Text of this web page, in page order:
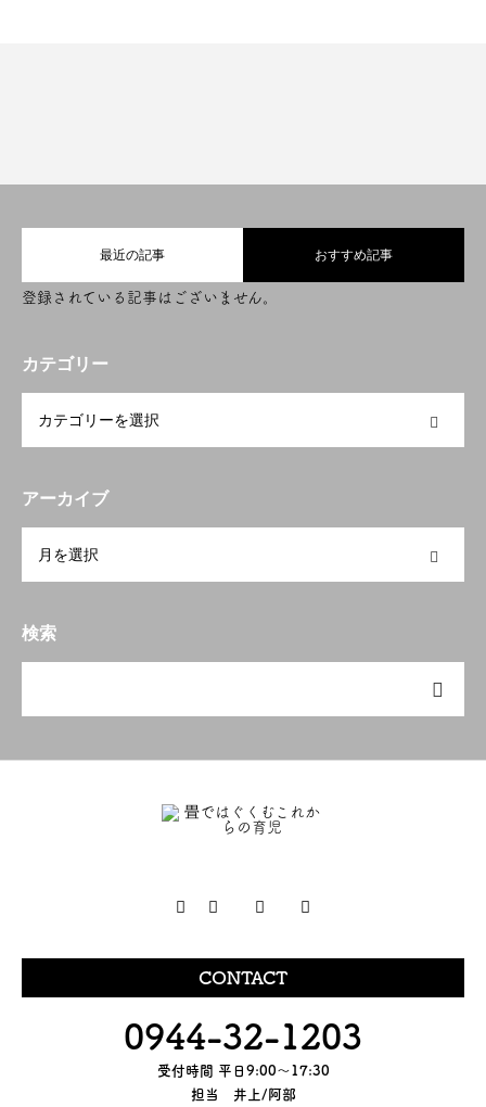
最近の記事 おすすめ記事
登録されている記事はございません。
カテゴリー
アーカイブ
検索
CONTACT
0944-32-1203
受付時間 平日9:00～17:30
担当 井上/阿部